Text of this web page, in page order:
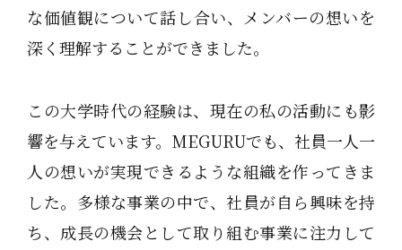
な価値観について話し合い、メンバーの想いを
深く理解することができました。
この大学時代の経験は、現在の私の活動にも影
響を与えています。MEGURUでも、社員一人一
人の想いが実現できるような組織を作ってきま
した。多様な事業の中で、社員が自ら興味を持
ち、成長の機会として取り組む事業に注力して